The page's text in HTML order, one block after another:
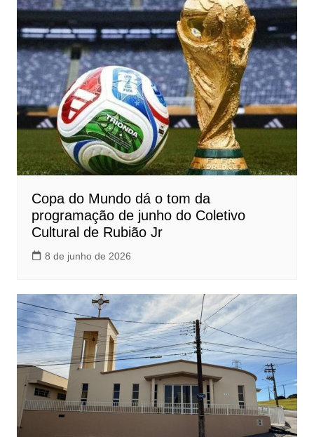
Copa do Mundo dá o tom da
programação de junho do Coletivo
Cultural de Rubião Jr
8 de junho de 2026